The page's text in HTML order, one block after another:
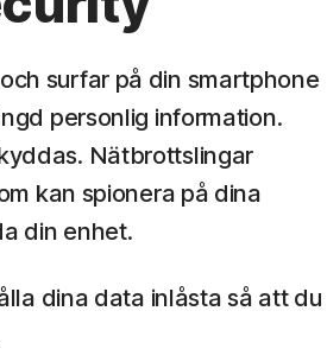
surfar på din smartphone
personlig information.
Nätbrottslingar
kan spionera på dina
din enhet.
dina data inlåsta så att du